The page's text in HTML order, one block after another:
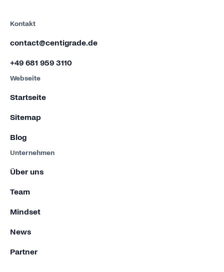
Kontakt
contact@centigrade.de
+49 681 959 3110
Webseite
Startseite
Sitemap
Blog
Unternehmen
Über uns
Team
Mindset
News
Partner